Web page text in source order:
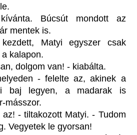
Búcsút mondott az
mentek is.
Matyi egyszer csak
kalapon.
dolgom van! - kiabálta.
- felelte az, akinek a
baj legyen, a madarak is
másszor.
- tiltakozott Matyi. - Tudom
Vegyetek le gyorsan!